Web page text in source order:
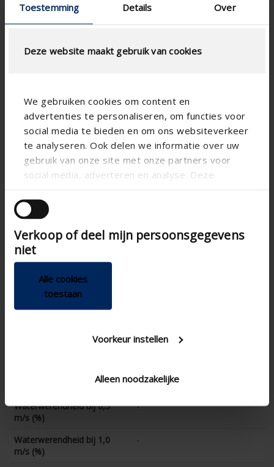
Toestemming Details Over
Deze website maakt gebruik van cookies
We gebruiken cookies om content en
advertenties te personaliseren, om functies voor
social media te bieden en om ons websiteverkeer
te analyseren. Ook delen we informatie over uw
gebruik van onze site met onze partners voor
social media, adverteren en analyse. Deze
andere informatie die u aan ze heeft verstrekt of
die ze hebben verzameld op basis van uw gebruik
van hun services.
Verkoop of deel mijn persoonsgegevens
niet
Alle cookies
toestaan
Voorkeur instellen
Alleen noodzakelijke
Technische specificaties
Fysische vrije doorlaat (%)
40.5
Lamelstap (mm)
33.3
technical.ip_klasse
Inbouwdiepte (mm)
31
Totale roosterdiepte (mm)
K-factor luchttoevoer
CE-coëfficient
Waterwerendheid bij 0 m/s
Waterwerendheid bij 0,5
m/s (%)
-
Waterwerendheid bij 1,0
m/s (%)
-